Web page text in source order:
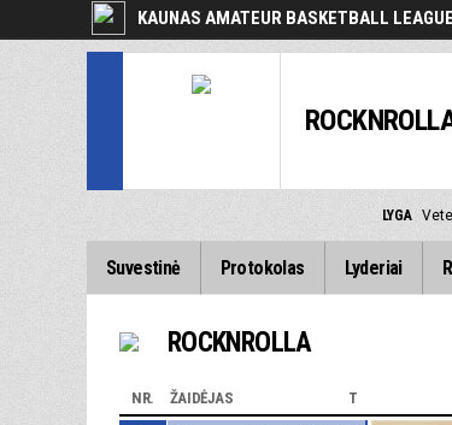
KAUNAS AMATEUR BASKETBALL LEAGUE
LYGA
Suvestinė Protokolas Lyderiai
ROCKNROLLA
NR. ŽAIDĖJAS T